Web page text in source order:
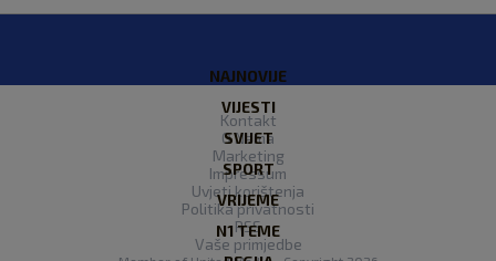
NAJNOVIJE
VIJESTI
SVIJET
SPORT
VRIJEME
N1 TEME
Kontakt
O Nama
Marketing
Impressum
Uvjeti korištenja
Politika privatnosti
RSS
Vaše primjedbe